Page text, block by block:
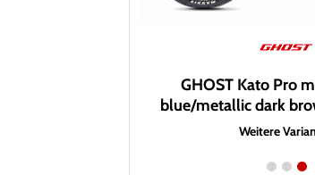
GHOST Kato Pro
blue/metallic dark
Weitere